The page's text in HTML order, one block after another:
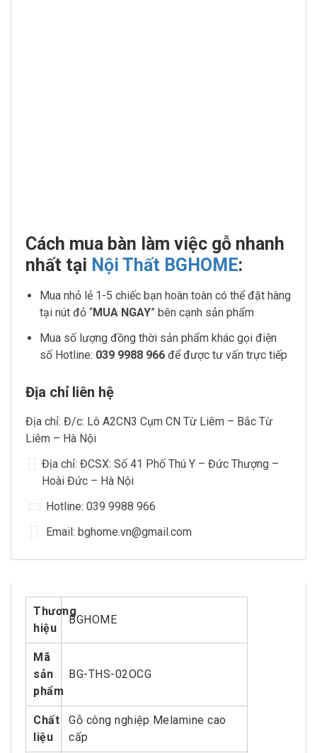
Cách mua bàn làm việc gỗ nhanh
nhất tại Nội Thất BGHOME:
Mua nhỏ lẻ 1-5 chiếc bạn hoàn toàn có thể đặt hàng
tại nút đỏ “MUA NGAY” bên cạnh sản phẩm
Mua số lượng đồng thời sản phẩm khác gọi điện
số Hotline: 039 9988 966 để được tư vấn trực tiếp
Địa chỉ liên hệ
Địa chỉ: Đ/c: Lô A2CN3 Cụm CN Từ Liêm – Bắc Từ
Liêm – Hà Nội
Địa chỉ: ĐCSX: Số 41 Phố Thú Y – Đức Thượng –
Hoài Đức – Hà Nội
Hotline: 039 9988 966
Email: bghome.vn@gmail.com
Thương
hiệu
BGHOME
Mã
sản
phẩm
BG-THS-02OCG
Chất
liệu
Gỗ công nghiệp Melamine cao
cấp